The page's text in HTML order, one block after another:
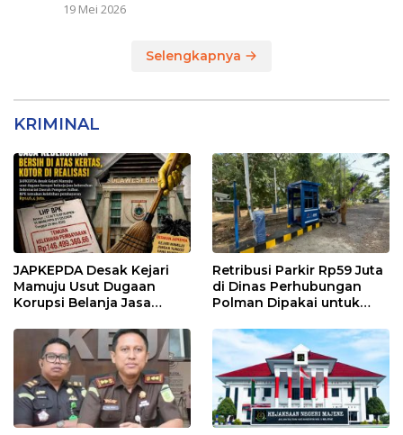
19 Mei 2026
Selengkapnya
KRIMINAL
JAPKEPDA Desak Kejari
Mamuju Usut Dugaan
Korupsi Belanja Jasa
Sulbar, BPK Temukan
Kelebihan Pembayaran
Rp146,4 Juta
Retribusi Parkir Rp59 Juta
di Dinas Perhubungan
Polman Dipakai untuk